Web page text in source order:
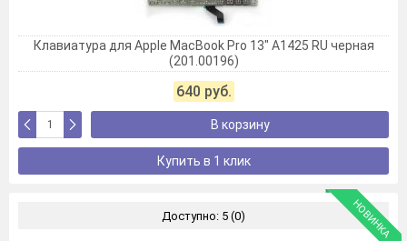
Клавиатура для Apple MacBook Pro 13" A1425 RU черная
(201.00196)
640 руб.
В корзину
Купить в 1 клик
Доступно: 5 (0) НОВИНКА